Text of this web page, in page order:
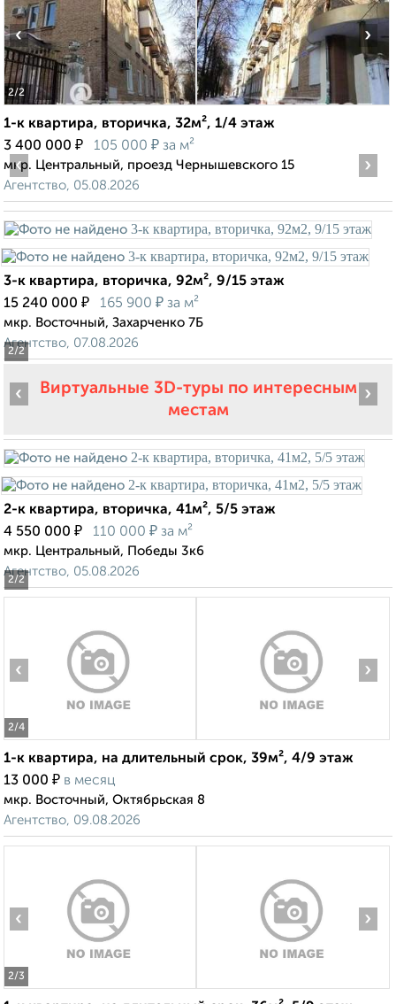
2/2
‹ ›
1-к квартира, вторичка, 32м², 1/4 этаж
3 400 000 ₽ 105 000 ₽ за м²
мкр. Центральный, проезд Чернышевского 15
Агентство, 05.08.2026
2/2
‹ ›
3-к квартира, вторичка, 92м², 9/15 этаж
15 240 000 ₽ 165 900 ₽ за м²
мкр. Восточный, Захарченко 7Б
Агентство, 07.08.2026
Виртуальные 3D-туры по интересным
местам
2/2
‹ ›
2-к квартира, вторичка, 41м², 5/5 этаж
4 550 000 ₽ 110 000 ₽ за м²
мкр. Центральный, Победы 3к6
Агентство, 05.08.2026
2/4
‹ ›
1-к квартира, на длительный срок, 39м², 4/9 этаж
13 000 ₽ в месяц
мкр. Восточный, Октябрьская 8
Агентство, 09.08.2026
2/3
‹ ›